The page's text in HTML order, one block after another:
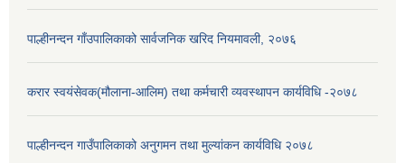
पाल्हीनन्दन गाँउपालिकाको सार्वजनिक खरिद नियमावली, २०७६
करार स्वयंसेवक(मौलाना-आलिम) तथा कर्मचारी व्यवस्थापन कार्यविधि -२०७८
पाल्हीनन्दन गाउँपालिकाको अनुगमन तथा मुल्यांकन कार्यविधि २०७८